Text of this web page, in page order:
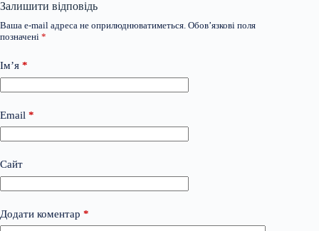
Залишити відповідь
Ваша e-mail адреса не оприлюднюватиметься. Обов’язкові поля
позначені *
Ім’я *
Email *
Сайт
Додати коментар *